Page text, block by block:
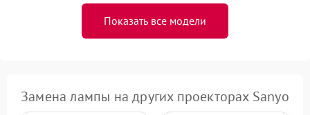
Показать все модели
Замена лампы на других проекторах Sanyo